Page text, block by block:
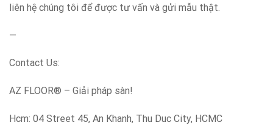
liên hệ chúng tôi để được tư vấn và gửi mẫu thật.
—
Contact Us:
AZ FLOOR® – Giải pháp sàn!
Hcm: 04 Street 45, An Khanh, Thu Duc City, HCMC